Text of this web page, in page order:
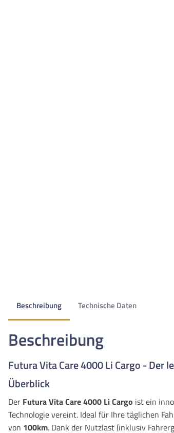
Beschreibung Technische Daten
Beschreibung
Futura Vita Care 4000 Li Cargo - Der
Überblick
Der Futura Vita Care 4000 Li Cargo ist ein
Technologie vereint. Ideal für Ihre täglichen
von 100km. Dank der Nutzlast (inklusiv